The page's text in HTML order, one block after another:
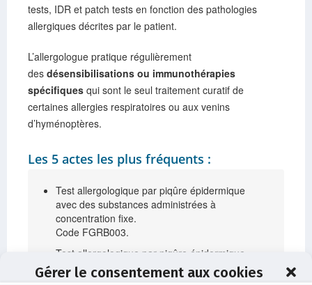
Gérer le consentement aux cookies
tests, IDR et patch tests en fonction des pathologies
allergiques décrites par le patient.
L’allergologue pratique régulièrement
des désensibilisations ou immunothérapies
spécifiques qui sont le seul traitement curatif de
certaines allergies respiratoires ou aux venins
d’hyménoptères.
Les 5 actes les plus fréquents :
Test allergologique par piqûre épidermique
avec des substances administrées à
concentration fixe.
Code FGRB003.
Test allergologique par piqûre épidermique
avec des aliments natifs.
Code FGRB004.